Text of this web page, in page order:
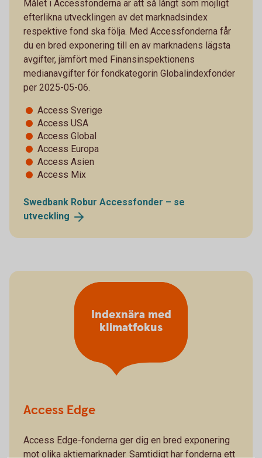
Målet i Accessfonderna är att så långt som möjligt
efterlikna utvecklingen av det marknadsindex
respektive fond ska följa. Med Accessfonderna får
du en bred exponering till en av marknadens lägsta
avgifter, jämfört med Finansinspektionens
medianavgifter för fondkategorin Globalindexfonder
per 2025-05-06.
Access Sverige
Access USA
Access Global
Access Europa
Access Asien
Access Mix
Swedbank Robur Accessfonder – se
utveckling
Access Edge
Access Edge-fonderna ger dig en bred exponering
mot olika aktiemarknader. Samtidigt har fonderna ett
Indexnära med
klimatfokus